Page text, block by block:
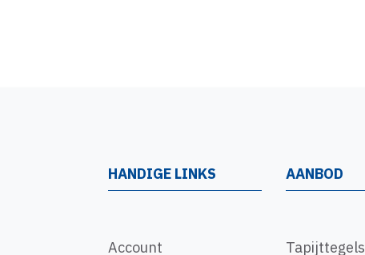
HANDIGE LINKS
Account
AANBOD
Tapijttegels